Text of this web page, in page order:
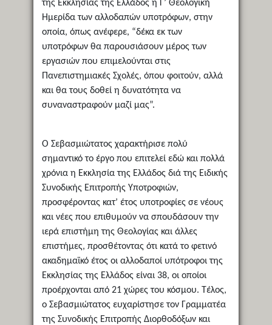
της Εκκλησίας της Ελλάδος η Γ’ Θεολογική
Ημερίδα των αλλοδαπών υποτρόφων, στην
οποία, όπως ανέφερε, “δέκα εκ των
υποτρόφων θα παρουσιάσουν μέρος των
εργασιών που επιμελούνται στις
Πανεπιστημιακές Σχολές, όπου φοιτούν, αλλά
και θα τους δοθεί η δυνατότητα να
συναναστραφούν μαζί μας”.
Ο Σεβασμιώτατος χαρακτήρισε πολύ
σημαντικό το έργο που επιτελεί εδώ και πολλά
χρόνια η Εκκλησία της Ελλάδος διά της Ειδικής
Συνοδικής Επιτροπής Υποτροφιών,
προσφέροντας κατ’ έτος υποτροφίες σε νέους
και νέες που επιθυμούν να σπουδάσουν την
ιερά επιστήμη της Θεολογίας και άλλες
επιστήμες, προσθέτοντας ότι κατά το φετινό
ακαδημαϊκό έτος οι αλλοδαποί υπότροφοι της
Εκκλησίας της Ελλάδος είναι 38, οι οποίοι
προέρχονται από 21 χώρες του κόσμου. Τέλος,
ο Σεβασμιώτατος ευχαρίστησε τον Γραμματέα
της Συνοδικής Επιτροπής Διορθοδόξων και